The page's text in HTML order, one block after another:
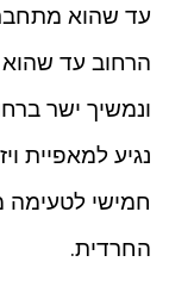
עד שהוא מתחבר
הרחוב עד שהוא
נגיע למאפיית
חמישי
החרדית.